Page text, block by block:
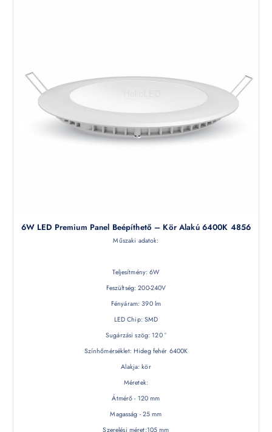
6W LED Premium Panel Beépíthető – Kör Alakú 6400K 4856
Műszaki adatok:
Teljesítmény: 6W
Feszültség: 200-240V
Fényáram: 390 lm
LED Chip: SMD
Sugárzási szög: 120 °
Színhőmérséklet: Hideg fehér 6400K
Alakja: kör
Méretek:
Átmérő - 120 mm
Magasság - 25 mm
Szerelési méret:105 mm